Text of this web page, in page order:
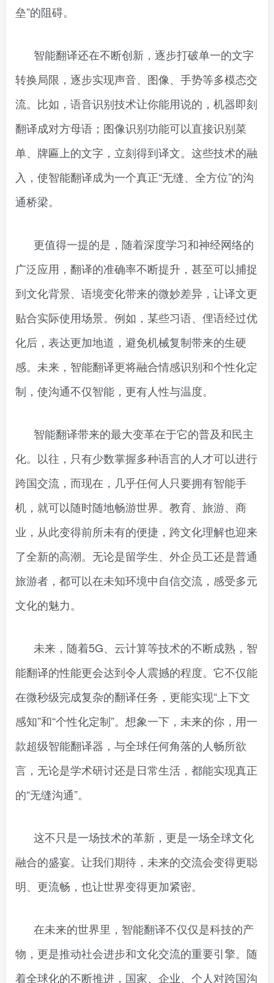
垒”的阻碍。
智能翻译还在不断创新，逐步打破单一的文字
转换局限，逐步实现声音、图像、手势等多模态交
流。比如，语音识别技术让你能用说的，机器即刻
翻译成对方母语；图像识别功能可以直接识别菜
单、牌匾上的文字，立刻得到译文。这些技术的融
入，使智能翻译成为一个真正“无缝、全方位”的沟
通桥梁。
更值得一提的是，随着深度学习和神经网络的
广泛应用，翻译的准确率不断提升，甚至可以捕捉
到文化背景、语境变化带来的微妙差异，让译文更
贴合实际使用场景。例如，某些习语、俚语经过优
化后，表达更加地道，避免机械复制带来的生硬
感。未来，智能翻译更将融合情感识别和个性化定
制，使沟通不仅智能，更有人性与温度。
智能翻译带来的最大变革在于它的普及和民主
化。以往，只有少数掌握多种语言的人才可以进行
跨国交流，而现在，几乎任何人只要拥有智能手
机，就可以随时随地畅游世界。教育、旅游、商
业，从此变得前所未有的便捷，跨文化理解也迎来
了全新的高潮。无论是留学生、外企员工还是普通
旅游者，都可以在未知环境中自信交流，感受多元
文化的魅力。
未来，随着5G、云计算等技术的不断成熟，智
能翻译的性能更会达到令人震撼的程度。它不仅能
在微秒级完成复杂的翻译任务，更能实现“上下文
感知”和“个性化定制”。想象一下，未来的你，用一
款超级智能翻译器，与全球任何角落的人畅所欲
言，无论是学术研讨还是日常生活，都能实现真正
的“无缝沟通”。
这不只是一场技术的革新，更是一场全球文化
融合的盛宴。让我们期待，未来的交流会变得更聪
明、更流畅，也让世界变得更加紧密。
在未来的世界里，智能翻译不仅仅是科技的产
物，更是推动社会进步和文化交流的重要引擎。随
着全球化的不断推进，国家、企业、个人对跨国沟